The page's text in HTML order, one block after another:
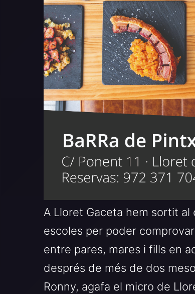
A Lloret Gaceta hem sortit
escoles per poder
entre pares, mares i fills en
després de més de dos
Ronny, agafa el micro de